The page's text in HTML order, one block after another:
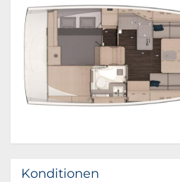
Konditionen